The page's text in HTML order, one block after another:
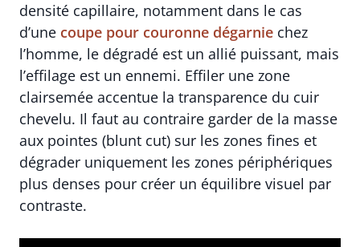
densité capillaire, notamment dans le cas
d’une coupe pour couronne dégarnie chez
l’homme, le dégradé est un allié puissant, mais
l’effilage est un ennemi. Effiler une zone
clairsemée accentue la transparence du cuir
chevelu. Il faut au contraire garder de la masse
aux pointes (blunt cut) sur les zones fines et
dégrader uniquement les zones périphériques
plus denses pour créer un équilibre visuel par
contraste.